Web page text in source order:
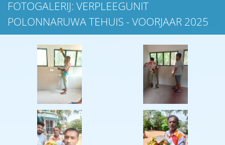
FOTOGALERIJ: VERPLEEGUNIT
POLONNARUWA TEHUIS - VOORJAAR 2025